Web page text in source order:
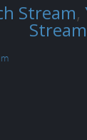
Stream,
Stream